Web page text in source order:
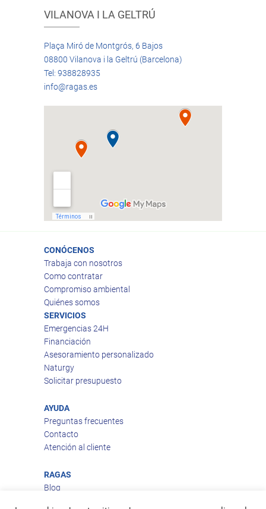
VILANOVA I LA GELTRÚ
Plaça Miró de Montgrós, 6 Bajos
08800 Vilanova i la Geltrú (Barcelona)
Tel: 938828935
info@ragas.es
CONÓCENOS
Trabaja con nosotros
Como contratar
Compromiso ambiental
Quiénes somos
SERVICIOS
Emergencias 24H
Financiación
Asesoramiento personalizado
Naturgy
Solicitar presupuesto
AYUDA
Preguntas frecuentes
Contacto
Atención al cliente
RAGAS
Blog